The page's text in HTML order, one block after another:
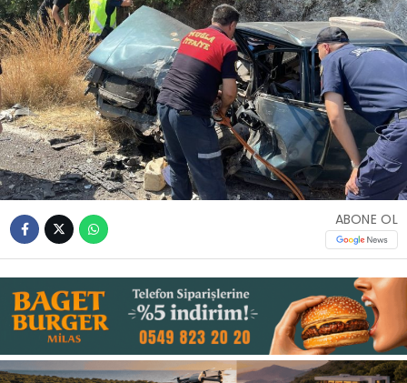
WhatsApp
İhbar Hattı
Facebook
Instagram
Youtube
KÜNYE
ABONE OL